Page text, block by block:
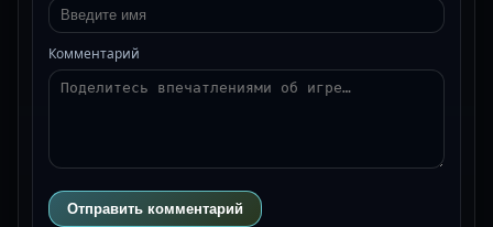
Комментарий
Отправить комментарий